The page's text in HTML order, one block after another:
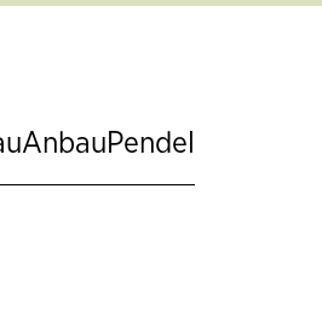
Anbau Pendel